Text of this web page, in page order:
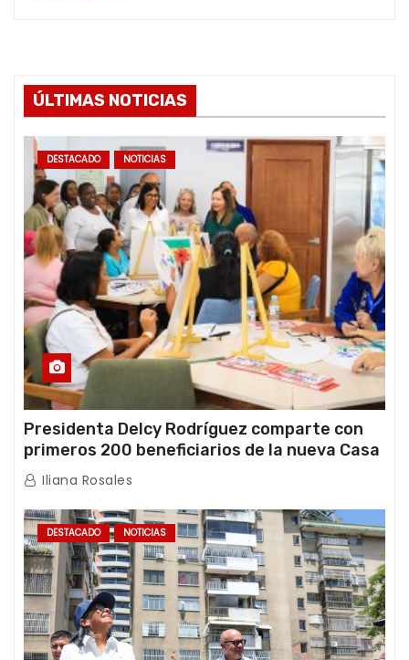
ÚLTIMAS NOTICIAS
DESTACADO NOTICIAS
Presidenta Delcy Rodríguez comparte con
primeros 200 beneficiarios de la nueva Casa
de los Abuelos “La Primavera” en Caracas
Iliana Rosales
DESTACADO NOTICIAS